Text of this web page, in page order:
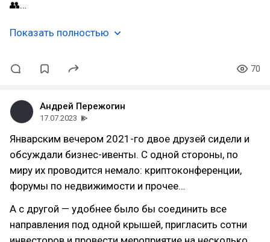
👥…
Показать полностью
70
Андрей Пережогин
17.07.2023
Январским вечером 2021-го двое друзей сидели и
обсуждали бизнес-ивенты. С одной стороны, по
миру их проводится немало: криптоконференции,
форумы по недвижимости и прочее…
А с другой — удобнее было бы соединить все
направления под одной крышей, пригласить сотни